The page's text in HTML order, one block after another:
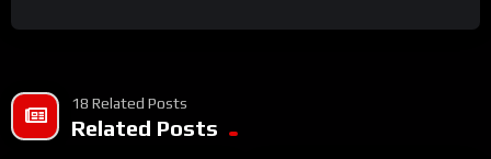
18 Related Posts
Related Posts